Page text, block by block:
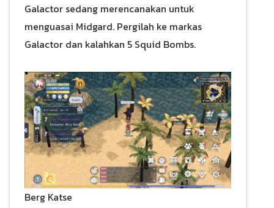
Galactor sedang merencanakan untuk
menguasai Midgard. Pergilah ke markas
Galactor dan kalahkan 5 Squid Bombs.
Berg Katse